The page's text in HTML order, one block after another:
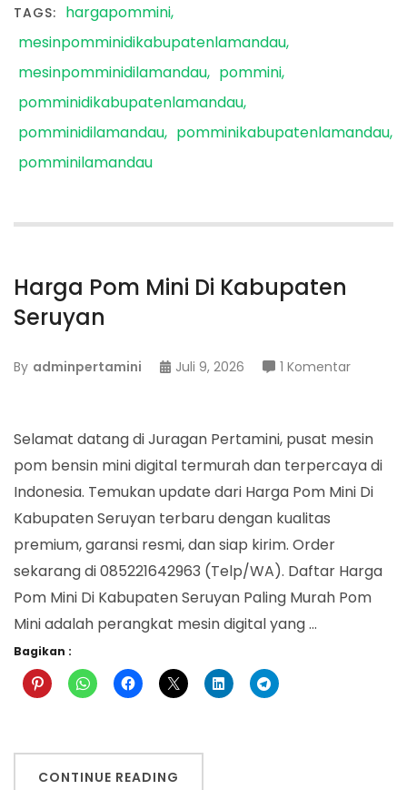
TAGS: hargapommini
mesinpomminidikabupatenlamandau
mesinpomminidilamandau
pommini
pomminidikabupatenlamandau
pomminidilamandau
pomminikabupatenlamandau
pomminilamandau
Harga Pom Mini Di Kabupaten
Seruyan
By adminpertamini Juli 9, 2026 1 Komentarpada
Mini
Di
Selamat datang di Juragan Pertamini, pusat mesin
pom bensin mini digital termurah dan terpercaya di
Indonesia. Temukan update dari Harga Pom Mini Di
Kabupaten Seruyan terbaru dengan kualitas
premium, garansi resmi, dan siap kirim. Order
sekarang di 085221642963 (Telp/WA). Daftar Harga
Pom Mini Di Kabupaten Seruyan Paling Murah Pom
Mini adalah perangkat mesin digital yang …
Bagikan :
CONTINUE READING